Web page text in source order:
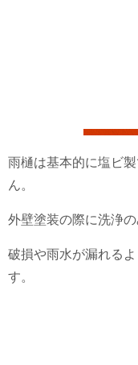
雨樋は基本的に塩ビ
ん。
外壁塗装の際に洗浄
破損や雨水が漏れる
す。